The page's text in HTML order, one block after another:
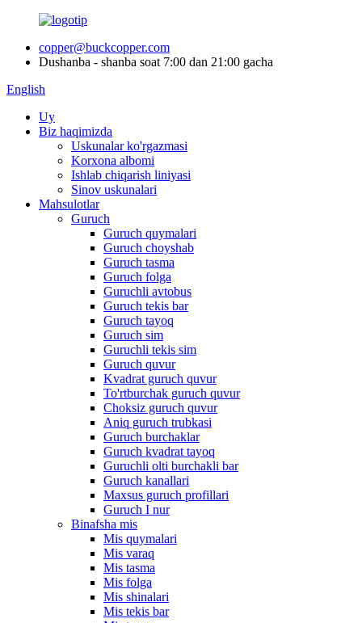
copper@buckcopper.com
Dushanba - shanba soat 7:00 dan 21:00 gacha
English
Uy
Biz haqimizda
Uskunalar ko'rgazmasi
Korxona albomi
Ishlab chiqarish liniyasi
Sinov uskunalari
Mahsulotlar
Guruch
Guruch quymalari
Guruch choyshab
Guruch tasma
Guruch folga
Guruchli avtobus
Guruch tekis bar
Guruch tayoq
Guruch sim
Guruchli tekis sim
Guruch quvur
Kvadrat guruch quvur
To'rtburchak guruch quvur
Choksiz guruch quvur
Aniq guruch trubkasi
Guruch burchaklar
Guruch kvadrat tayoq
Guruchli olti burchakli bar
Guruch kanallari
Maxsus guruch profillari
Guruch I nur
Binafsha mis
Mis quymalari
Mis varaq
Mis tasma
Mis folga
Mis shinalari
Mis tekis bar